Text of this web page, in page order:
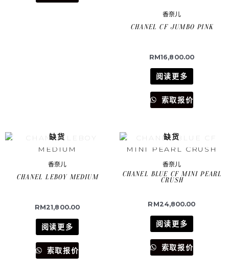
香奈儿
CHANEL CF JUMBO PINK
RM16,800.00
阅读更多
索取报价
缺货
香奈儿
CHANEL LEBOY MEDIUM
RM21,800.00
阅读更多
索取报价
缺货
香奈儿
CHANEL BLUE CF MINI PEARL
CRUSH
RM24,800.00
阅读更多
索取报价